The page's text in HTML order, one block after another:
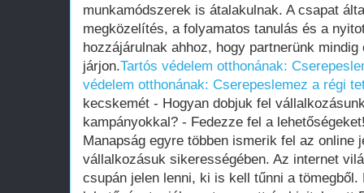
munkamódszerek is átalakulnak. A csapat
megközelítés, a folyamatos tanulás és a
hozzájárulnak ahhoz, hogy partnerünk
járjon.Tartós védelem otthonának:
védelem otthonának: Cserepeslemez a régi
kecskemét - Hogyan dobjuk fel
kampányokkal? - Fedezze fel a
Manapság egyre többen ismerik fel az online
vállalkozásuk sikerességében. Az internet
csupán jelen lenni, ki is kell tűnni a